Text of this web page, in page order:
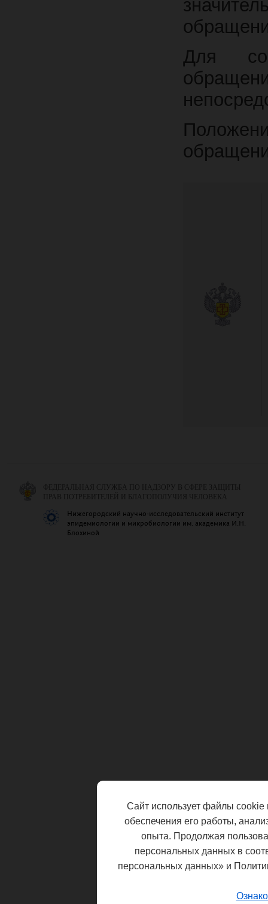
Для
ФЕДЕРАЛЬНАЯ СЛУЖБА ПО НАДЗОРУ В СФЕРЕ ЗАЩИТЫ
ПРАВ ПОТРЕБИТЕЛЕЙ И БЛАГОПОЛУЧИЯ ЧЕЛОВЕКА
Нижегородский научно-исследовательский институт
эпидемиологии и микробиологии им. академика И.Н.
Блохиной
Сайт использует файлы cookie
обеспечения его работы,
опыта. Продолжая
персональных данных в
персональных данных» и